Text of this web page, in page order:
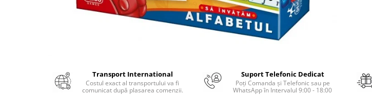
Transport International
Costul exact al transportului va fi
comunicat după plasarea comenzii.
Suport Telefonic Dedicat
Poți Comanda și Telefonic sau pe
WhatsApp în Intervalul 9:00 - 18:00